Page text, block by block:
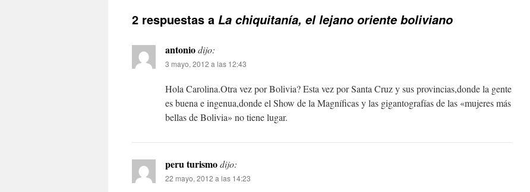
2 respuestas a La chiquitanía, el lejano oriente boliviano
antoniodijo:
3 mayo, 2012 a las 12:43
Hola Carolina.Otra vez por Bolivia? Esta vez por Santa Cruz y sus provincias,donde la gente
es buena e ingenua,donde el Show de la Magníficas y las gigantografías de las «mujeres más
bellas de Bolivia» no tiene lugar.
peru turismodijo:
22 mayo, 2012 a las 14:23